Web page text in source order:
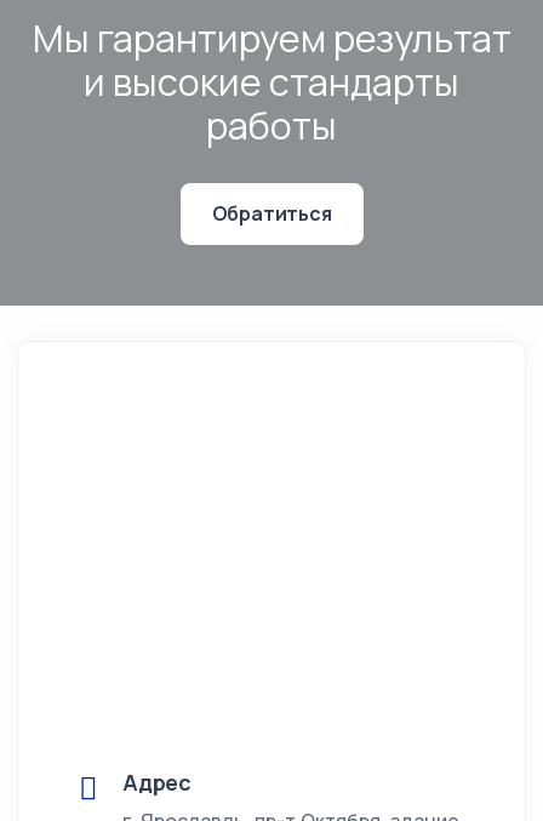
Мы гарантируем результат
и высокие стандарты
работы
Обратиться
Адрес